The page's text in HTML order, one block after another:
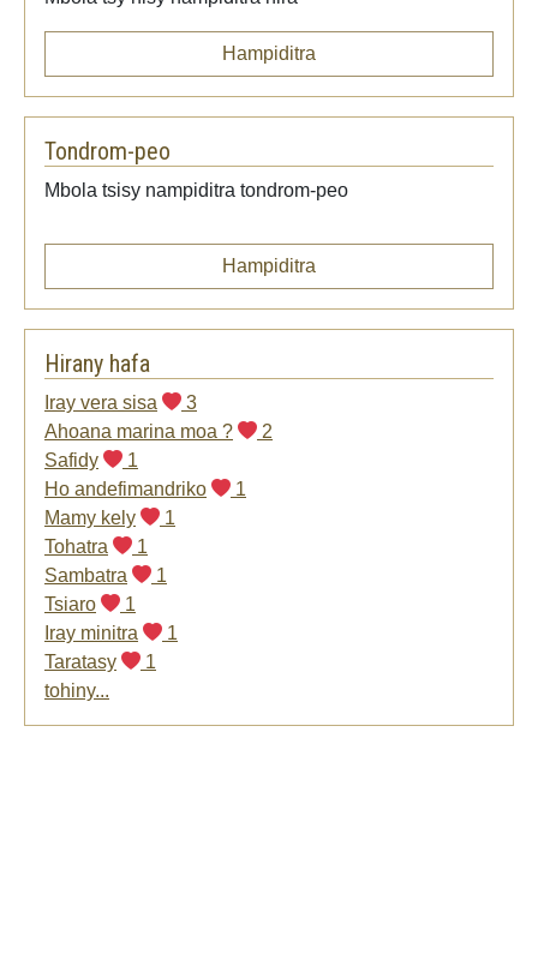
Hampiditra
Tondrom-peo
Mbola tsisy nampiditra tondrom-peo
Hampiditra
Hirany hafa
Iray vera sisa
3
Ahoana marina moa ?
2
Safidy
1
Ho andefimandriko
1
Mamy kely
1
Tohatra
1
Sambatra
1
Tsiaro
1
Iray minitra
1
Taratasy
1
tohiny...